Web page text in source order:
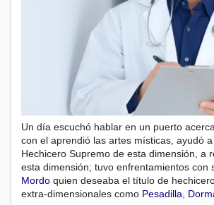
Un día escuchó hablar en un puerto
con el aprendió las artes místicas, ayudó
Hechicero Supremo de esta dimensión, a
esta dimensión; tuvo enfrentamientos
Mordo quien deseaba el título de
extra-dimensionales como Pesadilla